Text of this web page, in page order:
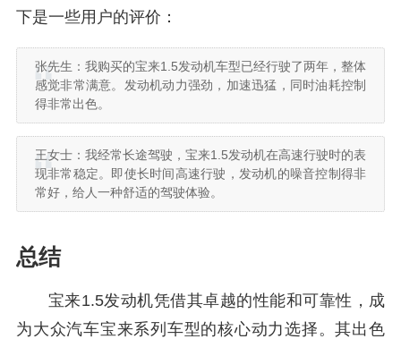
下是一些用户的评价：
张先生：我购买的宝来1.5发动机车型已经行驶了两年，整体
感觉非常满意。发动机动力强劲，加速迅猛，同时油耗控制
得非常出色。
王女士：我经常长途驾驶，宝来1.5发动机在高速行驶时的表
现非常稳定。即使长时间高速行驶，发动机的噪音控制得非
常好，给人一种舒适的驾驶体验。
总结
宝来1.5发动机凭借其卓越的性能和可靠性，成
为大众汽车宝来系列车型的核心动力选择。其出色